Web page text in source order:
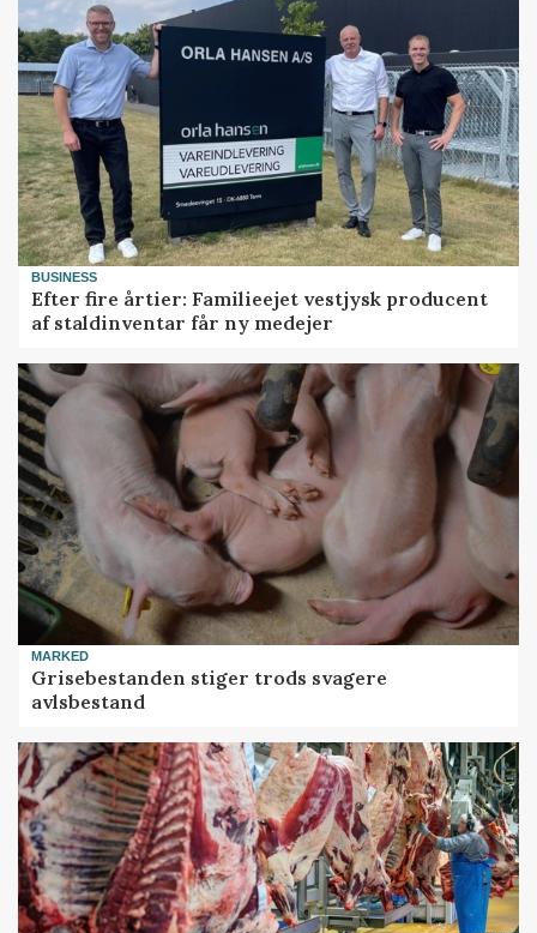
BUSINESS
Efter fire årtier: Familieejet vestjysk producent
af staldinventar får ny medejer
MARKED
Grisebestanden stiger trods svagere
avlsbestand